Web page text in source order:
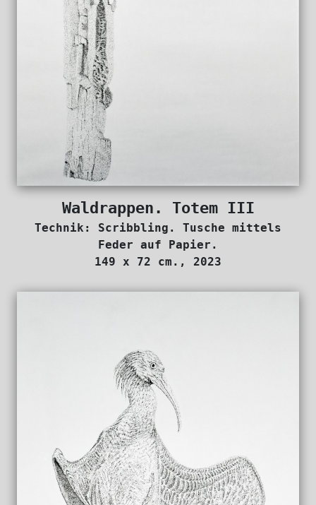
Waldrappen. Totem III
Technik: Scribbling. Tusche mittels
Feder auf Papier.
149 x 72 cm., 2023